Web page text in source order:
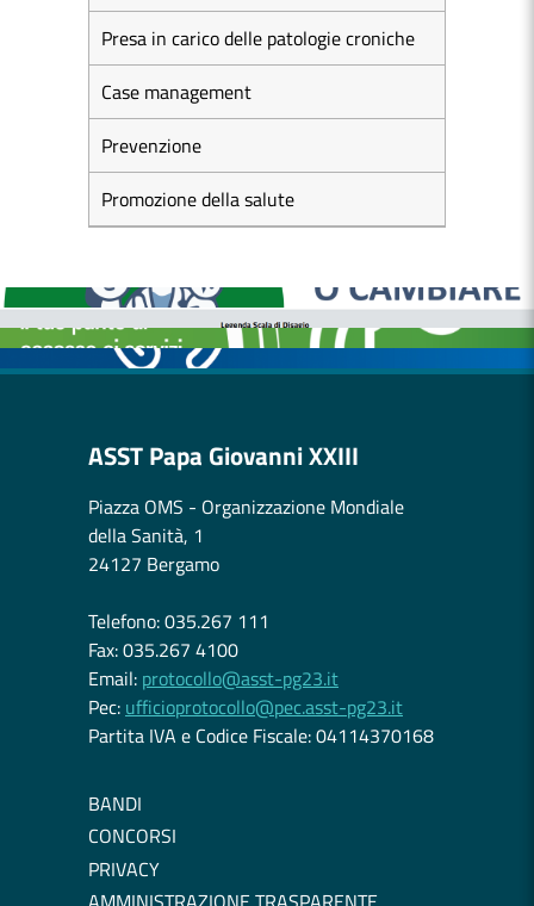
Presa in carico delle patologie croniche
Case management
Prevenzione
Promozione della salute
BOLLETTINI DISAGIO DA CALORE
CASE DI COMUNITÀ
OSPEDALE DI COMUNITÀ
ASST Papa Giovanni XXIII
Piazza OMS - Organizzazione Mondiale
della Sanità, 1
24127 Bergamo
Telefono: 035.267 111
Fax: 035.267 4100
Email: protocollo@asst-pg23.it
Pec: ufficioprotocollo@pec.asst-pg23.it
Partita IVA e Codice Fiscale: 04114370168
BANDI
CONCORSI
PRIVACY